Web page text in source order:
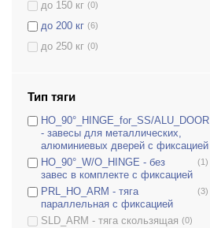
D-1200P(U) (0)
D-1200T (0)
D-1504 (0)
D-2005V
D-2050T
D-2055V (6)
D-2550T (0)
D-3550 (2)
D-3554T (0)
до 150 кг (0)
до 200 кг (6)
до 250 кг (0)
Тип тяги
HO_90°_HINGE_for_SS/ALU_DOOR
- завесы для металлических,
алюминиевых дверей с фиксацией
HO_90°_W/O_HINGE - без
завес в комплекте с фиксацией
(1)
PRL_HO_ARM - тяга
параллельная с фиксацией
(3)
SLD_ARM - тяга скользящая (0)